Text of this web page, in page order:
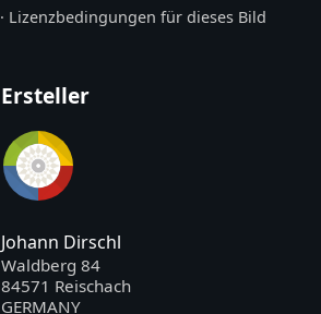
· Lizenzbedingungen für dieses Bild
Ersteller
Johann Dirschl
Waldberg 84
84571 Reischach
GERMANY